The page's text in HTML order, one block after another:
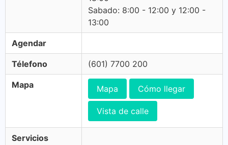
Sabado: 8:00 - 12:00 y 12:00 -
13:00
Agendar
Télefono (601) 7700 200
Mapa Mapa Cómo llegar
Vista de calle
Servicios